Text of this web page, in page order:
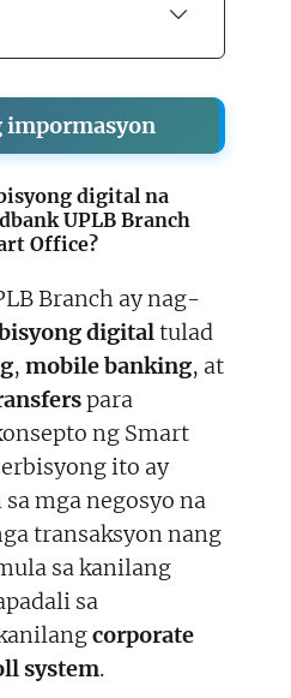
impormasyon
digital na
UPLB Branch
Office?
Branch ay nag-
digitaltulad
, mobile banking, at
para
ng Smart
ito ay
mga negosyo na
transaksyon nang
sa kanilang
sa
corporate
system.